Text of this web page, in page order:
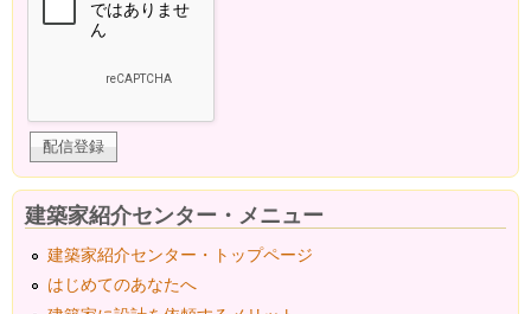
建築家紹介センター・メニュー
建築家紹介センター・トップページ
はじめてのあなたへ